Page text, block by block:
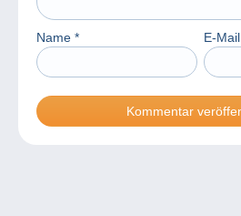
Name * E-Mail